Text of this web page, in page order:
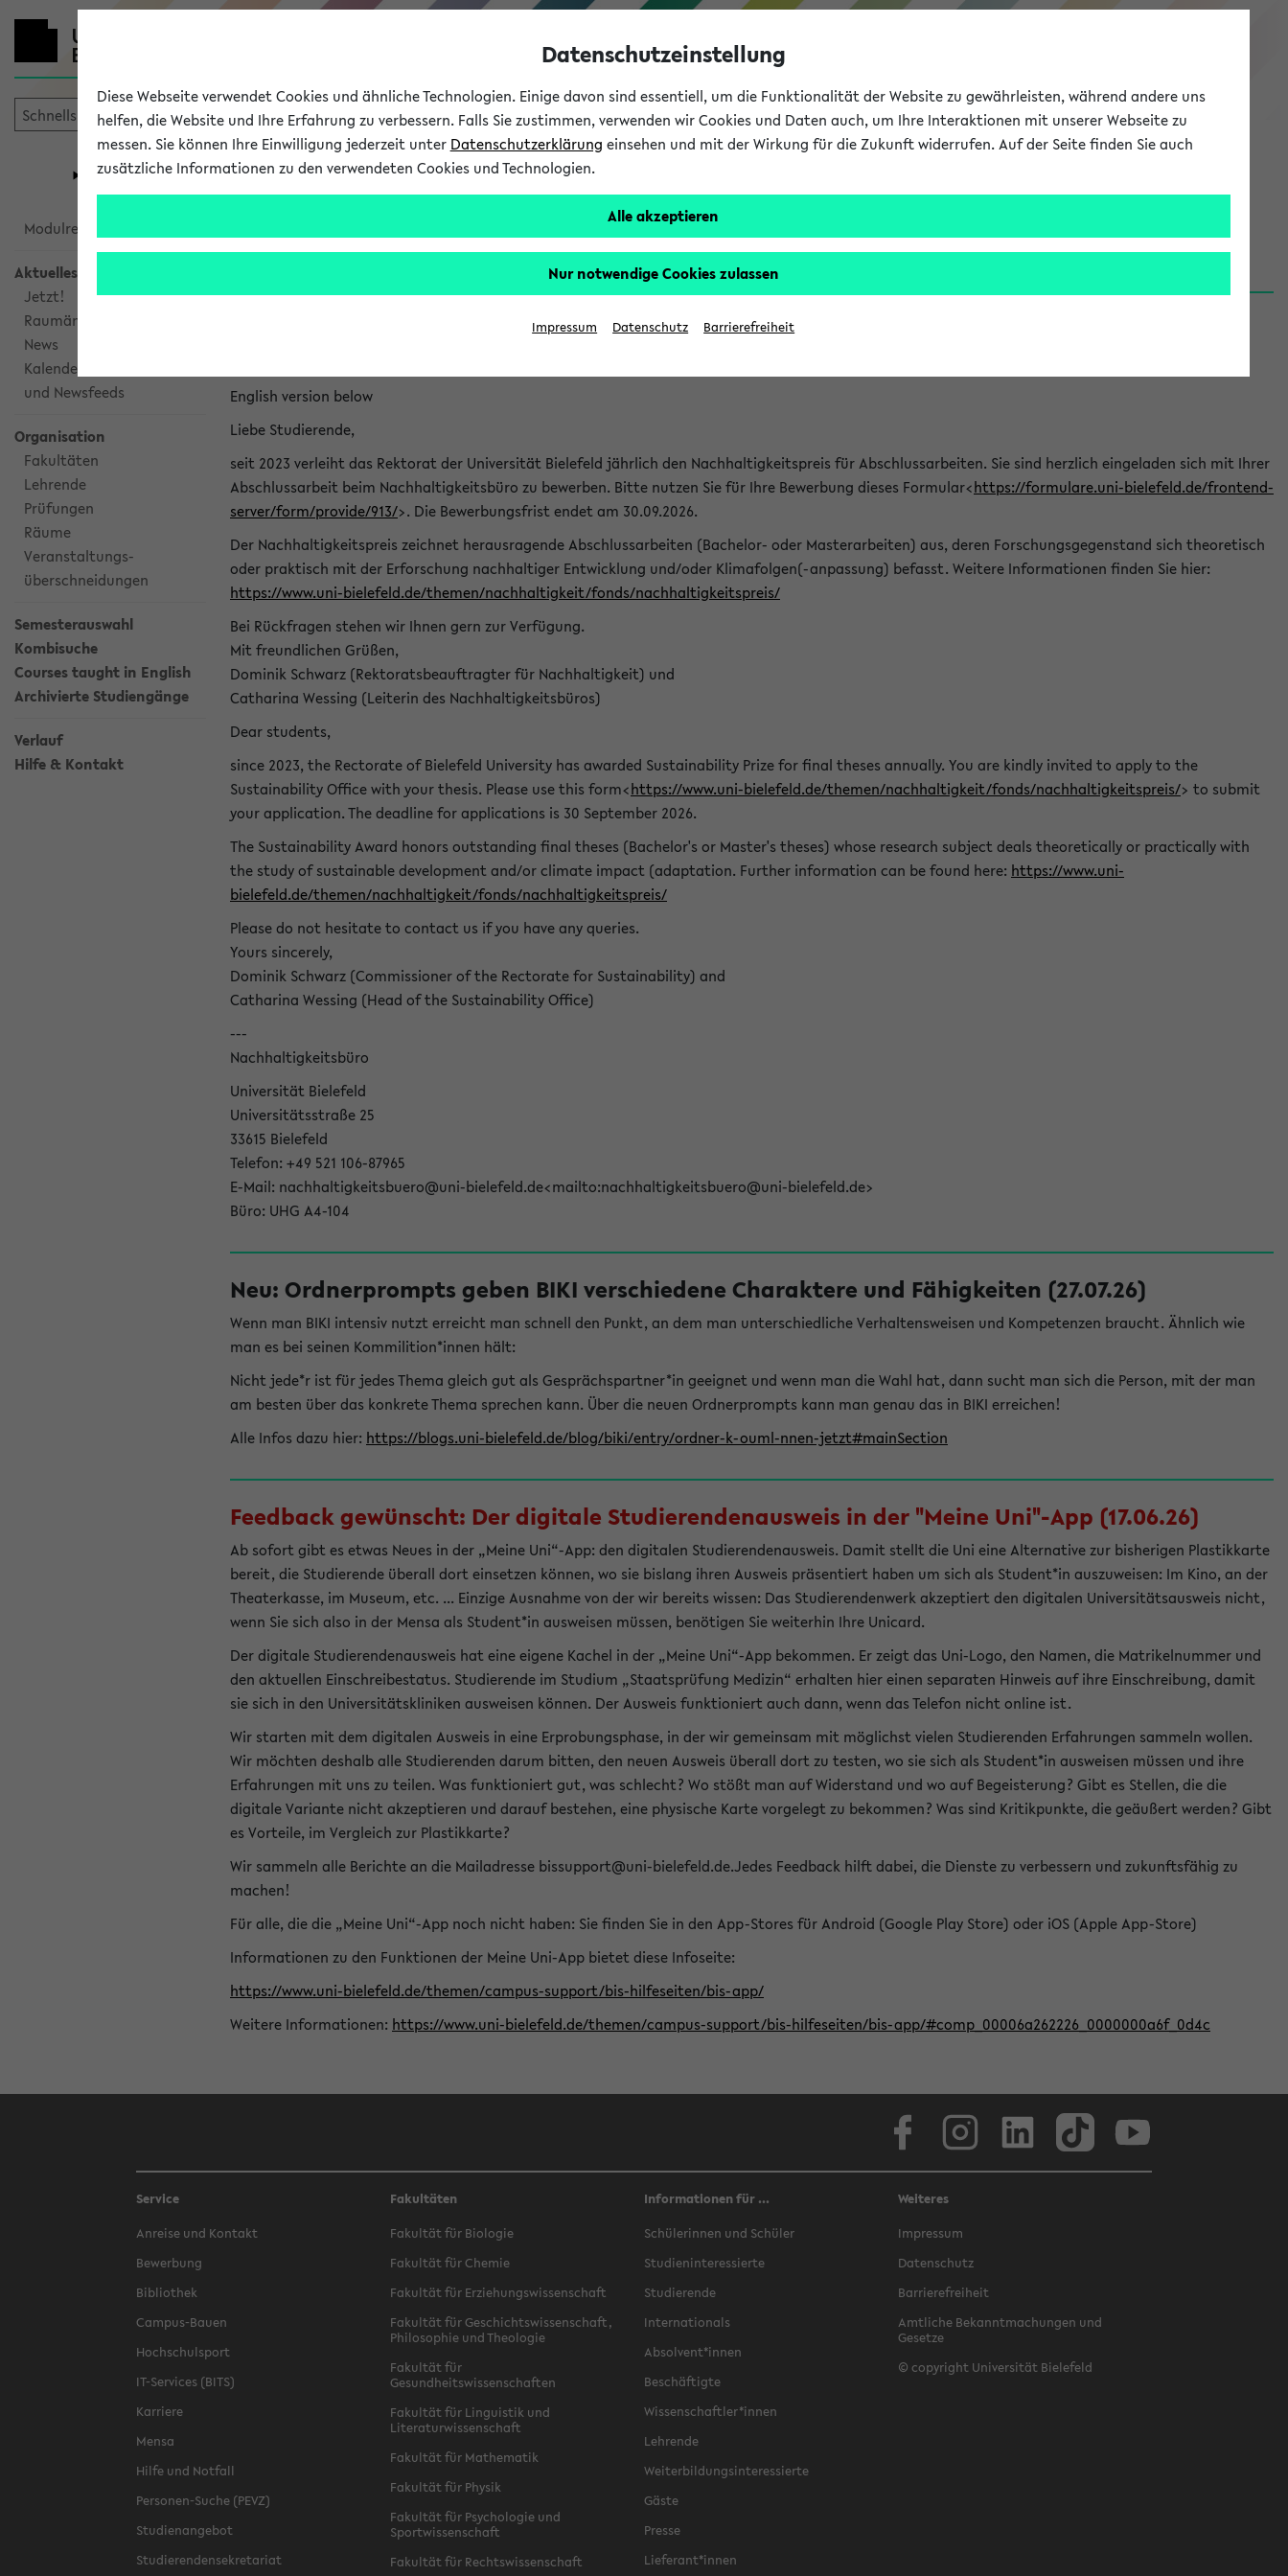
eKVV
Universität Forschung Studium
eKVV
Modulrecherche
Aktuelles
Jetzt!
Raumänderungen
News
Kalenderintegration
und Newsfeeds
Organisation
Fakultäten
Lehrende
Prüfungen
Räume
Veranstaltungs-
überschneidungen
Semesterauswahl
Kombisuche
Courses taught in English
Archivierte Studiengänge
Verlauf
Hilfe & Kontakt
eKVV News
Nachhaltigkeitspreis 2026: Bewerbungsphase gestartet (06.08.26)
English version below
Liebe Studierende,
seit 2023 verleiht das Rektorat der Universität Bielefeld jährlich den Nachhaltigkeitspreis für Abschlussarbeiten. Sie sind herzlich eingeladen sich mit Ihrer
Abschlussarbeit beim Nachhaltigkeitsbüro zu bewerben. Bitte nutzen Sie für Ihre Bewerbung dieses Formular<https://formulare.uni-bielefeld.de/frontend-
server/form/provide/913/>. Die Bewerbungsfrist endet am 30.09.2026.
Der Nachhaltigkeitspreis zeichnet herausragende Abschlussarbeiten (Bachelor- oder Masterarbeiten) aus, deren Forschungsgegenstand sich theoretisch
oder praktisch mit der Erforschung nachhaltiger Entwicklung und/oder Klimafolgen(-anpassung) befasst. Weitere Informationen finden Sie hier:
https://www.uni-bielefeld.de/themen/nachhaltigkeit/fonds/nachhaltigkeitspreis/
Bei Rückfragen stehen wir Ihnen gern zur Verfügung.
Mit freundlichen Grüßen,
Dominik Schwarz (Rektoratsbeauftragter für Nachhaltigkeit) und
Catharina Wessing (Leiterin des Nachhaltigkeitsbüros)
Dear students,
since 2023, the Rectorate of Bielefeld University has awarded Sustainability Prize for final theses annually. You are kindly invited to apply to the
Sustainability Office with your thesis. Please use this form<https://www.uni-bielefeld.de/themen/nachhaltigkeit/fonds/nachhaltigkeitspreis/> to submit
your application. The deadline for applications is 30 September 2026.
The Sustainability Award honors outstanding final theses (Bachelor's or Master's theses) whose research subject deals theoretically or practically with
the study of sustainable development and/or climate impact (adaptation. Further information can be found here: https://www.uni-
bielefeld.de/themen/nachhaltigkeit/fonds/nachhaltigkeitspreis/
Please do not hesitate to contact us if you have any queries.
Yours sincerely,
Dominik Schwarz (Commissioner of the Rectorate for Sustainability) and
Catharina Wessing (Head of the Sustainability Office)
---
Nachhaltigkeitsbüro
Universität Bielefeld
Universitätsstraße 25
33615 Bielefeld
Telefon: +49 521 106-87965
E-Mail: nachhaltigkeitsbuero@uni-bielefeld.de<mailto:nachhaltigkeitsbuero@uni-bielefeld.de>
Büro: UHG A4-104
Neu: Ordnerprompts geben BIKI verschiedene Charaktere und Fähigkeiten (27.07.26)
Wenn man BIKI intensiv nutzt erreicht man schnell den Punkt, an dem man unterschiedliche Verhaltensweisen und Kompetenzen braucht. Ähnlich wie
man es bei seinen Kommilition*innen hält:
Nicht jede*r ist für jedes Thema gleich gut als Gesprächspartner*in geeignet und wenn man die Wahl hat, dann sucht man sich die Person, mit der man
am besten über das konkrete Thema sprechen kann. Über die neuen Ordnerprompts kann man genau das in BIKI erreichen!
Alle Infos dazu hier: https://blogs.uni-bielefeld.de/blog/biki/entry/ordner-k-ouml-nnen-jetzt#mainSection
Feedback gewünscht: Der digitale Studierendenausweis in der "Meine Uni"-App (17.06.26)
Ab sofort gibt es etwas Neues in der „Meine Uni“-App: den digitalen Studierendenausweis. Damit stellt die Uni eine Alternative zur bisherigen Plastikkarte
bereit, die Studierende überall dort einsetzen können, wo sie bislang ihren Ausweis präsentiert haben um sich als Student*in auszuweisen: Im Kino, an der
Theaterkasse, im Museum, etc. ... Einzige Ausnahme von der wir bereits wissen: Das Studierendenwerk akzeptiert den digitalen Universitätsausweis nicht,
wenn Sie sich also in der Mensa als Student*in ausweisen müssen, benötigen Sie weiterhin Ihre Unicard.
Der digitale Studierendenausweis hat eine eigene Kachel in der „Meine Uni“-App bekommen. Er zeigt das Uni-Logo, den Namen, die Matrikelnummer und
den aktuellen Einschreibestatus. Studierende im Studium „Staatsprüfung Medizin“ erhalten hier einen separaten Hinweis auf ihre Einschreibung, damit
sie sich in den Universitätskliniken ausweisen können. Der Ausweis funktioniert auch dann, wenn das Telefon nicht online ist.
Wir starten mit dem digitalen Ausweis in eine Erprobungsphase, in der wir gemeinsam mit möglichst vielen Studierenden Erfahrungen sammeln wollen.
Wir möchten deshalb alle Studierenden darum bitten, den neuen Ausweis überall dort zu testen, wo sie sich als Student*in ausweisen müssen und ihre
Erfahrungen mit uns zu teilen. Was funktioniert gut, was schlecht? Wo stößt man auf Widerstand und wo auf Begeisterung? Gibt es Stellen, die die
digitale Variante nicht akzeptieren und darauf bestehen, eine physische Karte vorgelegt zu bekommen? Was sind Kritikpunkte, die geäußert werden? Gibt
es Vorteile, im Vergleich zur Plastikkarte?
Wir sammeln alle Berichte an die Mailadresse bissupport@uni-bielefeld.de.Jedes Feedback hilft dabei, die Dienste zu verbessern und zukunftsfähig zu
machen!
Für alle, die die „Meine Uni“-App noch nicht haben: Sie finden Sie in den App-Stores für Android (Google Play Store) oder iOS (Apple App-Store)
Informationen zu den Funktionen der Meine Uni-App bietet diese Infoseite:
https://www.uni-bielefeld.de/themen/campus-support/bis-hilfeseiten/bis-app/
Weitere Informationen: https://www.uni-bielefeld.de/themen/campus-support/bis-hilfeseiten/bis-app/#comp_00006a262226_0000000a6f_0d4c
Service
Anreise und Kontakt
Bewerbung
Bibliothek
Campus-Bauen
Hochschulsport
IT-Services (BITS)
Karriere
Mensa
Hilfe und Notfall
Personen-Suche (PEVZ)
Studienangebot
Studierendensekretariat
Fakultäten
Fakultät für Biologie
Fakultät für Chemie
Fakultät für Erziehungswissenschaft
Fakultät für Geschichtswissenschaft,
Philosophie und Theologie
Fakultät für
Gesundheitswissenschaften
Fakultät für Linguistik und
Literaturwissenschaft
Fakultät für Mathematik
Fakultät für Physik
Fakultät für Psychologie und
Sportwissenschaft
Fakultät für Rechtswissenschaft
Informationen für ...
Schülerinnen und Schüler
Studieninteressierte
Studierende
Internationals
Absolvent*innen
Beschäftigte
Wissenschaftler*innen
Lehrende
Weiterbildungsinteressierte
Gäste
Presse
Lieferant*innen
Weiteres
Impressum
Datenschutz
Barrierefreiheit
Amtliche Bekanntmachungen und
Gesetze
© copyright Universität Bielefeld
Datenschutzeinstellung
Diese Webseite verwendet Cookies und ähnliche Technologien. Einige davon sind essentiell, um die Funktionalität der Website zu gewährleisten, während andere uns
helfen, die Website und Ihre Erfahrung zu verbessern. Falls Sie zustimmen, verwenden wir Cookies und Daten auch, um Ihre Interaktionen mit unserer Webseite zu
messen. Sie können Ihre Einwilligung jederzeit unter Datenschutzerklärung einsehen und mit der Wirkung für die Zukunft widerrufen. Auf der Seite finden Sie auch
zusätzliche Informationen zu den verwendeten Cookies und Technologien.
Alle akzeptieren
Nur notwendige Cookies zulassen
Impressum Datenschutz Barrierefreiheit